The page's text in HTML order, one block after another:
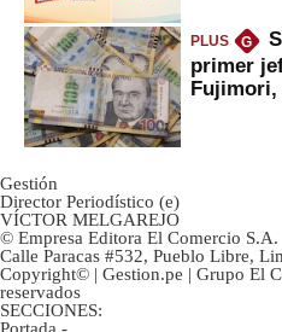
PLUS G
primer
Fujimori,
Gestión
Director Periodístico (e)
VÍCTOR MELGAREJO
© Empresa Editora El Comercio S.A.
Calle Paracas #532, Pueblo Libre,
Copyright© | Gestion.pe | Grupo El
reservados
SECCIONES: